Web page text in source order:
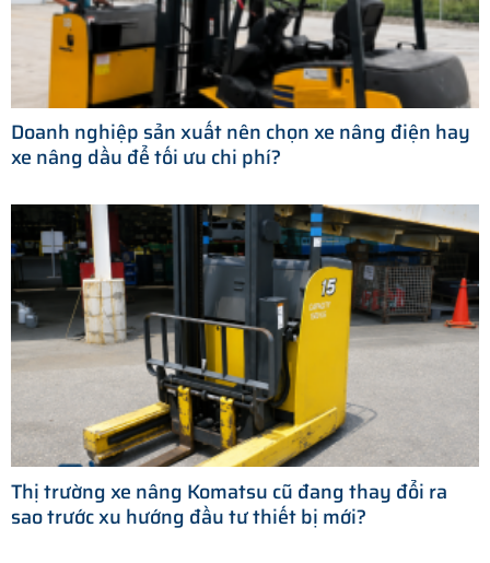
Doanh nghiệp sản xuất nên chọn xe nâng điện hay
xe nâng dầu để tối ưu chi phí?
Thị trường xe nâng Komatsu cũ đang thay đổi ra
sao trước xu hướng đầu tư thiết bị mới?